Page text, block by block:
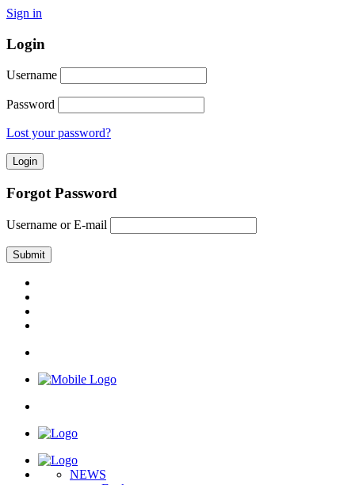
Sign in
Login
Username
Password
Lost your password?
Forgot Password
Username or E-mail
NEWS